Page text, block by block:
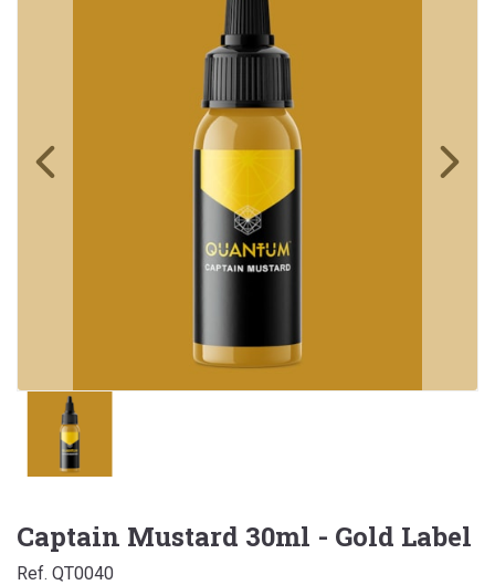
Captain Mustard 30ml - Gold Label
Ref. QT0040